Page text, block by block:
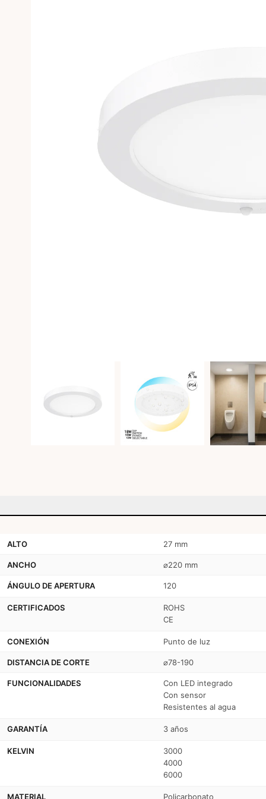
ALTO 27 mm
ANCHO ⌀220 mm
ÁNGULO DE APERTURA 120
CERTIFICADOS
ROHS
CE
CONEXIÓN Punto de luz
DISTANCIA DE CORTE ⌀78-190
FUNCIONALIDADES
Con LED integrado
Con sensor
Resistentes al agua
GARANTÍA 3 años
KELVIN
3000
4000
6000
MATERIAL Policarbonato